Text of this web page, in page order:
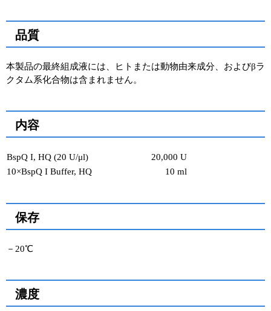
品質
本製品の最終組成液には、ヒトまたは動物由来成分、およびβラ
クタム系化合物は含まれません。
内容
BspQ I, HQ (20 U/μl)
20,000 U
10×BspQ I Buffer, HQ
10 ml
保存
－20℃
濃度